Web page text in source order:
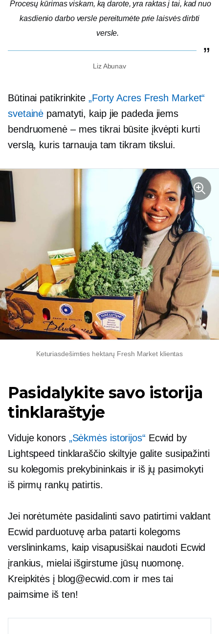
Procesų kūrimas viskam, ką darote, yra raktas į tai, kad nuo
kasdienio darbo versle pereitumėte prie laisvės dirbti
versle.
Liz Abunav
Būtinai patikrinkite „Forty Acres Fresh Market“
svetainė pamatyti, kaip jie padeda jiems
bendruomenė – mes tikrai būsite įkvėpti kurti
verslą, kuris tarnauja tam tikram tikslui.
Keturiasdešimties hektarų Fresh Market klientas
Pasidalykite savo istorija
tinklaraštyje
Viduje konors „Sėkmės istorijos“ Ecwid by
Lightspeed tinklaraščio skiltyje galite susipažinti
su kolegomis prekybininkais ir iš jų pasimokyti
iš pirmų rankų patirtis.
Jei norėtumėte pasidalinti savo patirtimi valdant
Ecwid parduotuvę arba patarti kolegoms
verslininkams, kaip visapusiškai naudoti Ecwid
įrankius, mielai išgirstume jūsų nuomonę.
Kreipkitės į blog@ecwid.com ir mes tai
paimsime iš ten!